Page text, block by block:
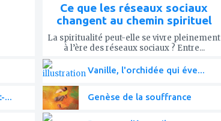
...
Ce que les réseaux sociaux
changent au chemin spirituel
La spiritualité peut-elle se vivre pleinement
à l’ère des réseaux sociaux ? Entre...
Vanille, l'orchidée qui éve...
Genèse de la souffrance